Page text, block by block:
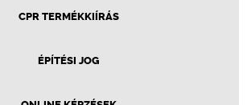
CPR TERMÉKKIÍRÁS
ÉPÍTÉSI JOG